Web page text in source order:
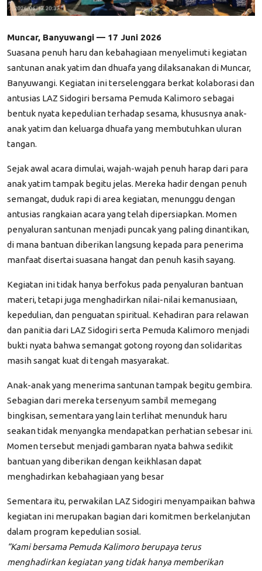
Muncar, Banyuwangi — 17 Juni 2026
Suasana penuh haru dan kebahagiaan menyelimuti kegiatan
santunan anak yatim dan dhuafa yang dilaksanakan di Muncar,
Banyuwangi. Kegiatan ini terselenggara berkat kolaborasi dan
antusias LAZ Sidogiri bersama Pemuda Kalimoro sebagai
bentuk nyata kepedulian terhadap sesama, khususnya anak-
anak yatim dan keluarga dhuafa yang membutuhkan uluran
tangan.
Sejak awal acara dimulai, wajah-wajah penuh harap dari para
anak yatim tampak begitu jelas. Mereka hadir dengan penuh
semangat, duduk rapi di area kegiatan, menunggu dengan
antusias rangkaian acara yang telah dipersiapkan. Momen
penyaluran santunan menjadi puncak yang paling dinantikan,
di mana bantuan diberikan langsung kepada para penerima
manfaat disertai suasana hangat dan penuh kasih sayang.
Kegiatan ini tidak hanya berfokus pada penyaluran bantuan
materi, tetapi juga menghadirkan nilai-nilai kemanusiaan,
kepedulian, dan penguatan spiritual. Kehadiran para relawan
dan panitia dari LAZ Sidogiri serta Pemuda Kalimoro menjadi
bukti nyata bahwa semangat gotong royong dan solidaritas
masih sangat kuat di tengah masyarakat.
Anak-anak yang menerima santunan tampak begitu gembira.
Sebagian dari mereka tersenyum sambil memegang
bingkisan, sementara yang lain terlihat menunduk haru
seakan tidak menyangka mendapatkan perhatian sebesar ini.
Momen tersebut menjadi gambaran nyata bahwa sedikit
bantuan yang diberikan dengan keikhlasan dapat
menghadirkan kebahagiaan yang besar
Sementara itu, perwakilan LAZ Sidogiri menyampaikan bahwa
kegiatan ini merupakan bagian dari komitmen berkelanjutan
dalam program kepedulian sosial.
“Kami bersama Pemuda Kalimoro berupaya terus
menghadirkan kegiatan yang tidak hanya memberikan